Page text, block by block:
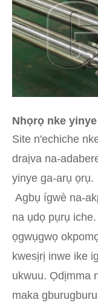
Nhọrọ nke
Site n'echiche
draịva na-
yinye ga-arụ ọrụ.
Agbụ ígwè na-
na ụdọ pụrụ
ọgwụgwọ
kwesịrị inwe ike
ukwuu. Ọdịmma
maka